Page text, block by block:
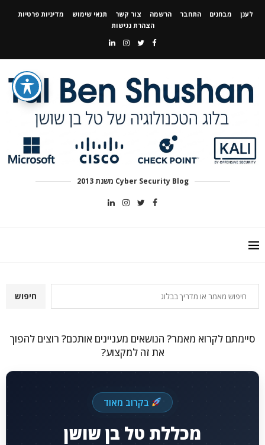
לענן מבחנים התחבר הרשמה צור קשר תנאי שימוש
מדיניות פרטיות
הצהרת נגישות
Cyber Security Blog משנת 2013
חיפוש
סיימתם לקרוא מאמר? הנושאים מעניינים אותכם? רוצים להפוך
את זה למקצוע?
בקרוב מאוד
מכללת טל בן שושן